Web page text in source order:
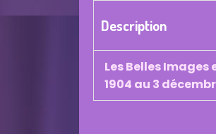
Description
Les Belles
1904 au 3